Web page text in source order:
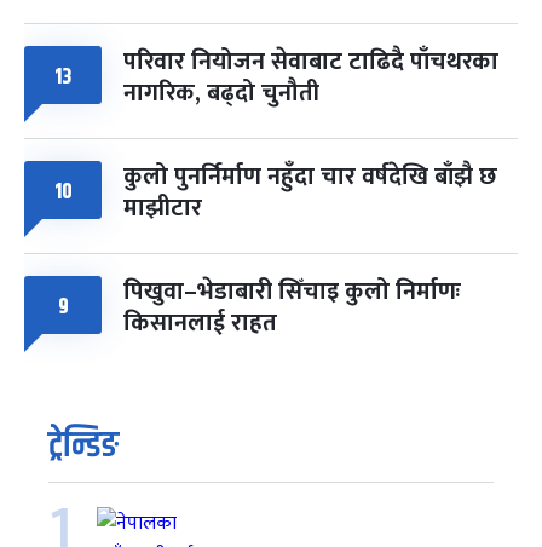
13 परिवार नियोजन सेवाबाट टाढिदै पाँचथरका
नागरिक, बढ्दो चुनौती
10 कुलो पुनर्निर्माण नहुँदा चार वर्षदेखि बाँझै छ
माझीटार
9 पिखुवा–भेडाबारी सिँचाइ कुलो निर्माणः
किसानलाई राहत
ट्रेन्डिङ